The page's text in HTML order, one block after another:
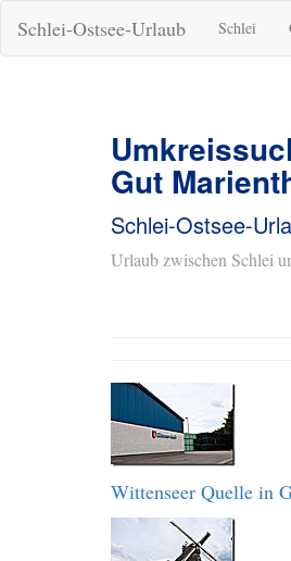
Schlei-Ostsee-Urlaub Schlei
Gut
Schlei-Ostsee-
Urlaub zwischen Schlei
Wittenseer Quelle in